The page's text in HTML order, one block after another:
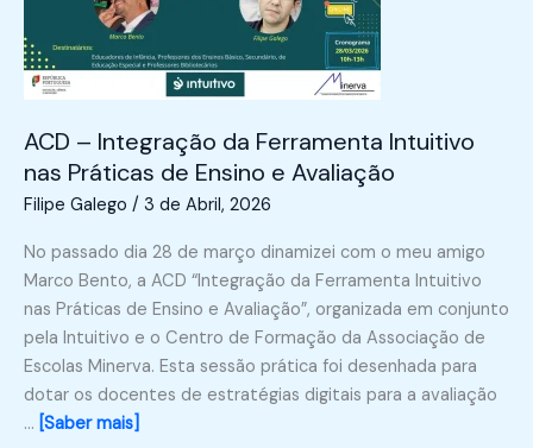
ACD – Integração da Ferramenta Intuitivo
nas Práticas de Ensino e Avaliação
Filipe Galego / 3 de Abril, 2026
No passado dia 28 de março dinamizei com o meu amigo
Marco Bento, a ACD “Integração da Ferramenta Intuitivo
nas Práticas de Ensino e Avaliação”, organizada em conjunto
pela Intuitivo e o Centro de Formação da Associação de
Escolas Minerva. Esta sessão prática foi desenhada para
dotar os docentes de estratégias digitais para a avaliação
… [Saber mais]